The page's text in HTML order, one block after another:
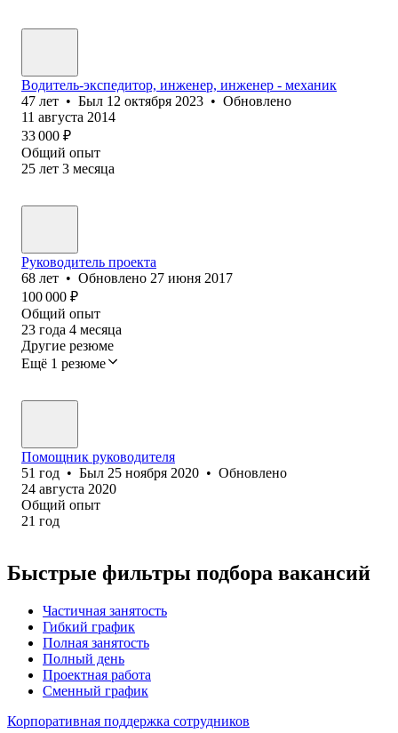
Водитель-экспедитор, инженер, инженер - механик
47 лет • Был 12 октября 2023 • Обновлено
11 августа 2014
33 000 ₽
Общий опыт
25 лет 3 месяца
Руководитель проекта
68 лет • Обновлено 27 июня 2017
100 000 ₽
Общий опыт
23 года 4 месяца
Другие резюме
Ещё 1 резюме
Помощник руководителя
51 год • Был 25 ноября 2020 • Обновлено
24 августа 2020
Общий опыт
21 год
Быстрые фильтры подбора вакансий
Частичная занятость
Гибкий график
Полная занятость
Полный день
Проектная работа
Сменный график
Корпоративная поддержка сотрудников